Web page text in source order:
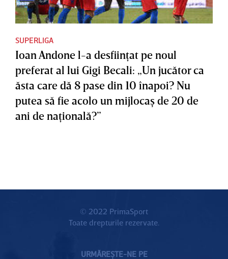
SUPERLIGA
Ioan Andone l-a desfiinţat pe noul
preferat al lui Gigi Becali: „Un jucător ca
ăsta care dă 8 pase din 10 înapoi? Nu
putea să fie acolo un mijlocaş de 20 de
ani de naţională?”
© 2022 PrimaSport
Toate drepturile rezervate.
URMĂREȘTE-NE PE